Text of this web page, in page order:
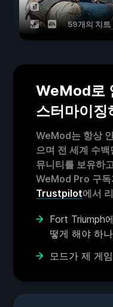
59개의 치트
WeMod로
스터마이징
WeMod는 항상
으며 전 세계 수
뮤니티를 보유하
WeMod Pro 구독
Trustpilot에서
Fort Triumph
떻게 해야 하
모드가 제 게